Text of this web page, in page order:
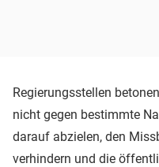
Regierungsstellen
nicht gegen bestimmte
darauf abzielen, den
verhindern und die